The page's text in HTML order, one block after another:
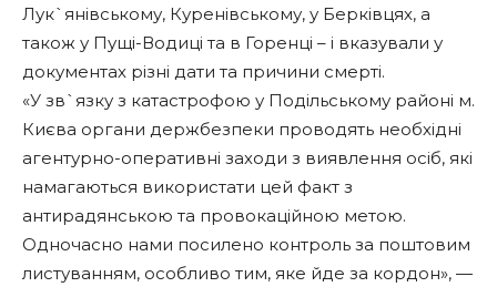
Лук`янівському, Куренівському, у Берківцях, а
також у Пущі-Водиці та в Горенці – і вказували у
документах різні дати та причини смерті.
«У зв`язку з катастрофою у Подільському районі м.
Києва органи держбезпеки проводять необхідні
агентурно-оперативні заходи з виявлення осіб, які
намагаються використати цей факт з
антирадянською та провокаційною метою.
Одночасно нами посилено контроль за поштовим
листуванням, особливо тим, яке йде за кордон», —